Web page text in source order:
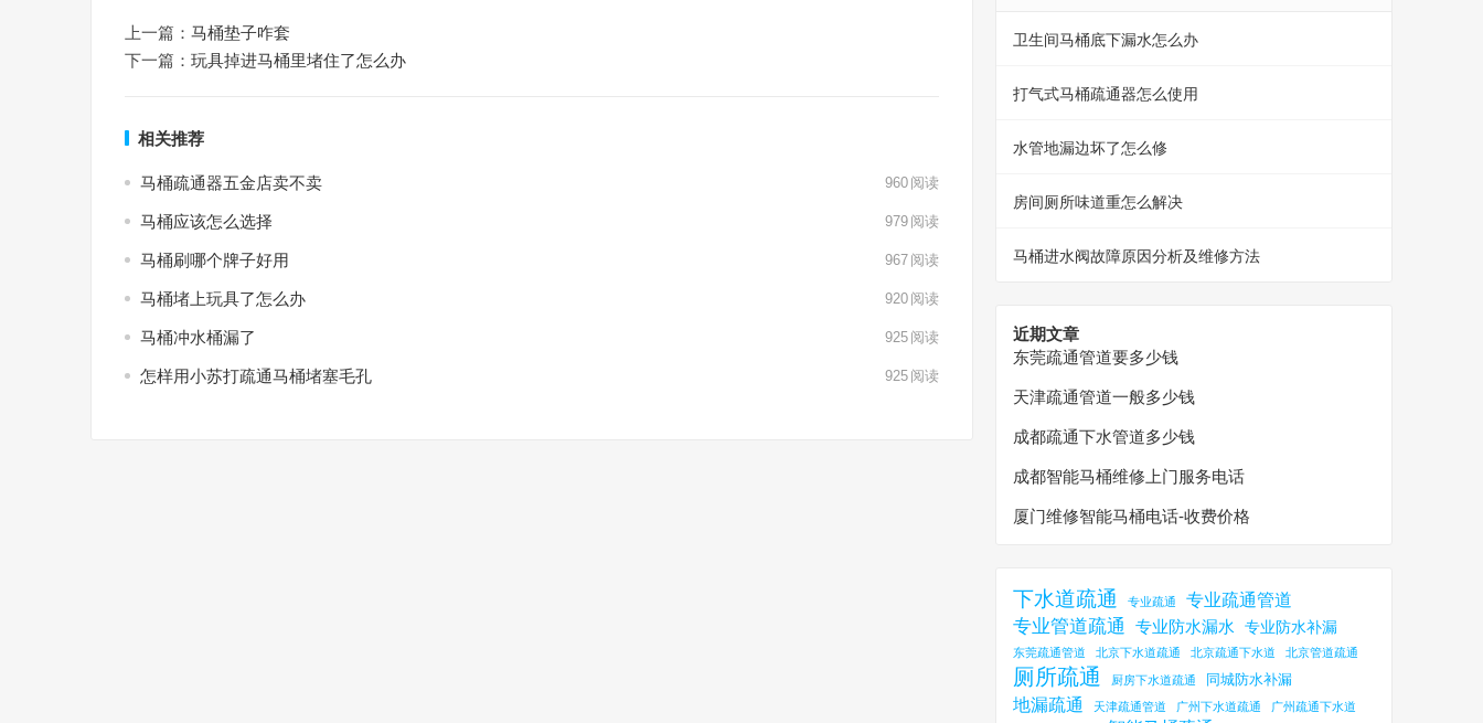
上一篇： 马桶垫子咋套
下一篇： 玩具掉进马桶里堵住了怎么办
相关推荐
马桶疏通器五金店卖不卖 960 阅读
马桶应该怎么选择 979 阅读
马桶刷哪个牌子好用 967 阅读
马桶堵上玩具了怎么办 920 阅读
马桶冲水桶漏了 925 阅读
怎样用小苏打疏通马桶堵塞毛孔 925 阅读
卫生间马桶底下漏水怎么办
打气式马桶疏通器怎么使用
水管地漏边坏了怎么修
房间厕所味道重怎么解决
马桶进水阀故障原因分析及维修方法
近期文章
东莞疏通管道要多少钱
天津疏通管道一般多少钱
成都疏通下水管道多少钱
成都智能马桶维修上门服务电话
厦门维修智能马桶电话-收费价格
下水道疏通 专业疏通 专业疏通管道
专业管道疏通 专业防水漏水 专业防水补漏
东莞疏通管道 北京下水道疏通 北京疏通下水道 北京管道疏通
厕所疏通 厨房下水道疏通 同城防水补漏
地漏疏通 天津疏通管道 广州下水道疏通
广州疏通下水道